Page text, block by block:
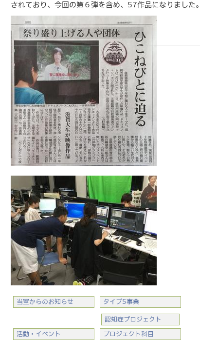
されており、今回の第６弾を含め、57作品になりました。
当室からのお知らせ タイプ5事業
認知症プロジェクト
活動・イベント プロジェクト科目